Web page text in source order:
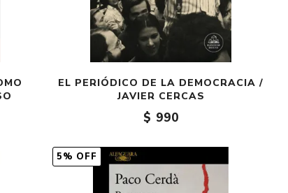
EL PERIÓDICO DE LA DEMOCRACIA /
JAVIER CERCAS
$ 990
5% OFF